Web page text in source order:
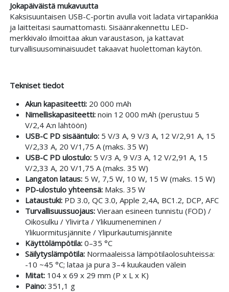
Jokapäiväistä mukavuutta
Kaksisuuntaisen USB-C-portin avulla voit ladata virtapankkia
ja laitteitasi saumattomasti. Sisäänrakennettu LED-
merkkivalo ilmoittaa akun varaustason, ja kattavat
turvallisuusominaisuudet takaavat huolettoman käytön.
Tekniset tiedot
Akun kapasiteetti: 20 000 mAh
Nimelliskapasiteetti: noin 12 000 mAh (perustuu 5
V/2,4 A:n lähtöön)
USB-C PD sisääntulo: 5 V/3 A, 9 V/3 A, 12 V/2,91 A, 15
V/2,33 A, 20 V/1,75 A (maks. 35 W)
USB-C PD ulostulo:5 V/3 A, 9 V/3 A, 12 V/2,91 A, 15
V/2,33 A, 20 V/1,75 A (maks. 35 W)
Langaton lataus: 5 W, 7,5 W, 10 W, 15 W (maks. 15 W)
PD-ulostulo yhteensä: Maks. 35 W
Lataustuki: PD 3.0, QC 3.0, Apple 2,4A, BC1.2, DCP, AFC
Turvallisuussuojaus: Vieraan esineen tunnistu (FOD) /
Oikosulku / Ylivirta / Ylikuumeneminen /
Ylikuormitusjännite / Ylipurkautumisjännite
Käyttölämpötila: 0–35 °C
Säilytyslämpötila: Normaaleissa lämpötilaolosuhteissa:
-10 ~45 °C; lataa ja pura 3–4 kuukauden välein
Mitat: 104 x 69 x 29 mm (P x L x K)
Paino: 351,1 g